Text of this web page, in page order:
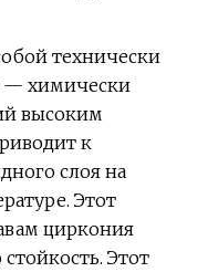
технически
— химически
высоким
к
слоя на
Этот
циркония
Этот